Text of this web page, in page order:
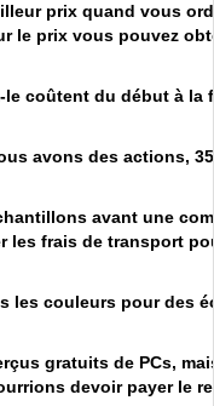
prix quand vous
le prix vous pouvez
le coûtent du début à la
avons des actions,
avant une
les frais de transport
les couleurs pour des
gratuits de PCs,
devoir payer le